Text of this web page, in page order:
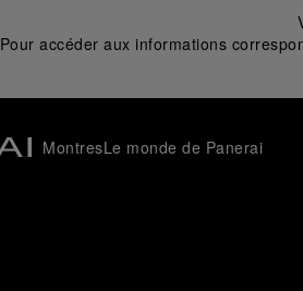
Pour accéder aux informations
MontresLe monde de Panerai